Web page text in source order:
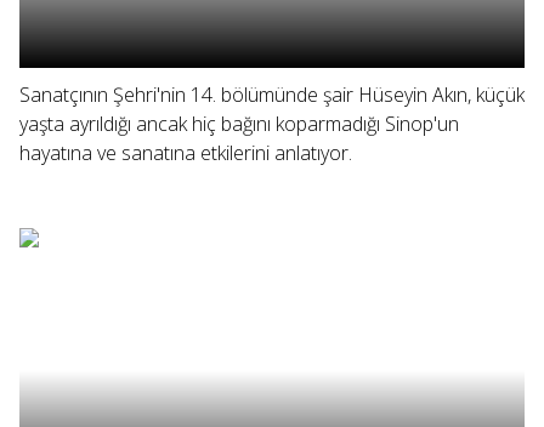
Sanatçının Şehri'nin 14. bölümünde şair Hüseyin Akın, küçük
yaşta ayrıldığı ancak hiç bağını koparmadığı Sinop'un
hayatına ve sanatına etkilerini anlatıyor.